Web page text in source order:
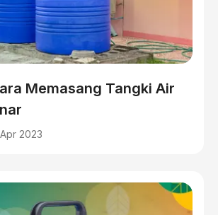
Memasang Tangki Air
2023